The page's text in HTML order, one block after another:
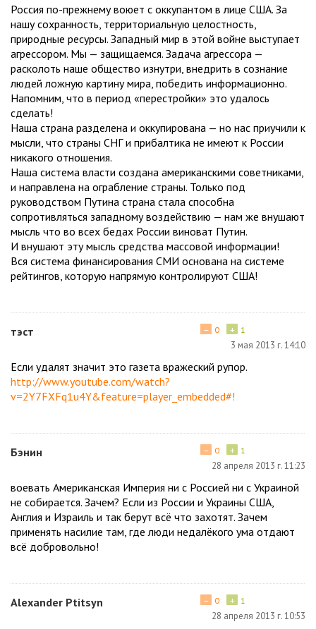
Россия по-прежнему воюет с оккупантом в лице США. За
нашу сохранность, территориальную целостность,
природные ресурсы. Западный мир в этой войне выступает
агрессором. Мы — защищаемся. Задача агрессора —
расколоть наше общество изнутри, внедрить в сознание
людей ложную картину мира, победить информационно.
Напомним, что в период «перестройки» это удалось
сделать!
Наша страна разделена и оккупирована — но нас приучили к
мысли, что страны СНГ и прибалтика не имеют к России
никакого отношения.
Наша система власти создана американскими советниками,
и направлена на ограбление страны. Только под
руководством Путина страна стала способна
сопротивляться западному воздействию — нам же внушают
мысль что во всех бедах России виноват Путин.
И внушают эту мысль средства массовой информации!
Вся система финансирования СМИ основана на системе
рейтингов, которую напрямую контролируют США!
тэст + 1
− 0
3 мая 2013 г. 14:10
Если удалят значит это газета вражеский рупор.
http://www.youtube.com/watch?
v=2Y7FXFq1u4Y&feature=player_embedded#!
Бэнин + 1
− 0
28 апреля 2013 г. 11:23
воевать Американская Империя ни с Россией ни с Украиной
не собирается. Зачем? Если из России и Украины США,
Англия и Израиль и так берут всё что захотят. Зачем
применять насилие там, где люди недалёкого ума отдают
всё добровольно!
Alexander Ptitsyn + 1
− 0
28 апреля 2013 г. 10:53